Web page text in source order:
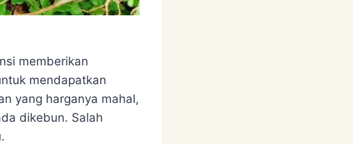
memberikan
mendapatkan
yang harganya mahal,
dikebun. Salah